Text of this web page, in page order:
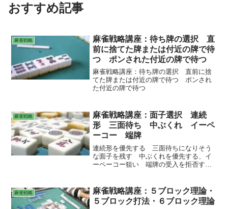
おすすめ記事
麻雀戦略
麻雀戦略講座：待ち牌の選択 直
前に捨てた牌または付近の牌で待
つ ポンされた付近の牌で待つ
麻雀戦略講座：待ち牌の選択 直前に捨
てた牌または付近の牌で待つ ポンされ
た付近の牌で待つ
麻雀戦略
麻雀戦略講座：面子選択 連続
形 三面待ち 中ぶくれ イーペ
ーコー 端牌
連続形を優先する 三面待ちになりそう
な面子を残す 中ぶくれを優先する、イ
ーペーコー狙い 端牌の受入を拒否す
麻雀戦略
麻雀戦略講座：５ブロック理論・
５ブロック打法・６ブロック理論